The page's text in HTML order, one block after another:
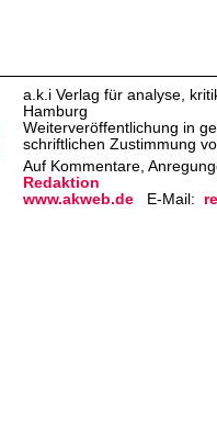
a.k.i Verlag für analyse,
Hamburg
Weiterveröffentlichung in
schriftlichen Zustimmung
Auf Kommentare,
Redaktion
www.akweb.de E-Mail: